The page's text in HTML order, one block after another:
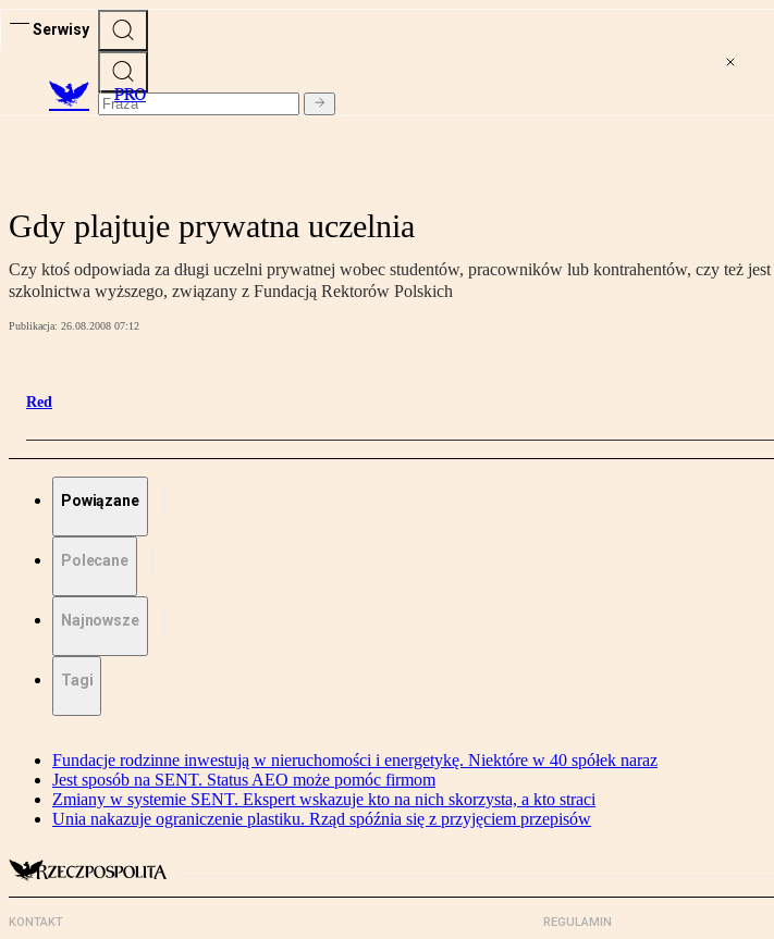
Serwisy
PRO
Gdy plajtuje prywatna uczelnia
Czy ktoś odpowiada za długi uczelni prywatnej wobec studentów, pracowników lub kontrahentów, czy też
szkolnictwa wyższego, związany z Fundacją Rektorów Polskich
Publikacja: 26.08.2008 07:12
Red
Powiązane
Polecane
Najnowsze
Tagi
Fundacje rodzinne inwestują w nieruchomości i energetykę. Niektóre w 40 spółek naraz
Jest sposób na SENT. Status AEO może pomóc firmom
Zmiany w systemie SENT. Ekspert wskazuje kto na nich skorzysta, a kto straci
Unia nakazuje ograniczenie plastiku. Rząd spóźnia się z przyjęciem przepisów
KONTAKT REGULAMIN